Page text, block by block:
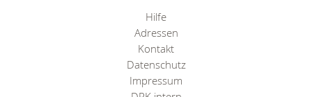
Hilfe
Adressen
Kontakt
Datenschutz
Impressum